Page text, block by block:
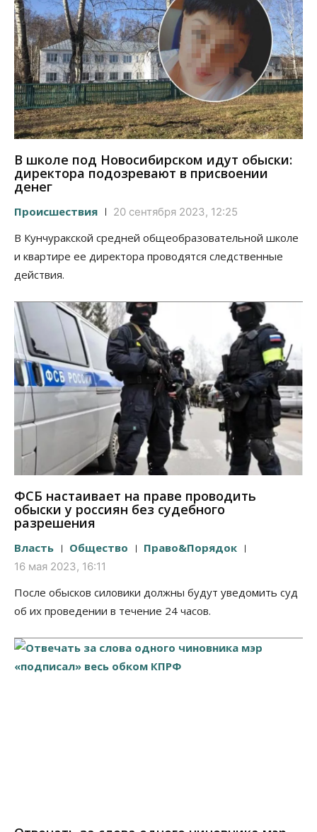
В школе под Новосибирском идут обыски:
директора подозревают в присвоении
денег
Происшествия 20 сентября 2023, 12:25
В Кунчуракской средней общеобразовательной школе
и квартире ее директора проводятся следственные
действия.
ФСБ настаивает на праве проводить
обыски у россиян без судебного
разрешения
Власть Общество Право&Порядок
16 мая 2023, 16:11
После обысков силовики должны будут уведомить суд
об их проведении в течение 24 часов.